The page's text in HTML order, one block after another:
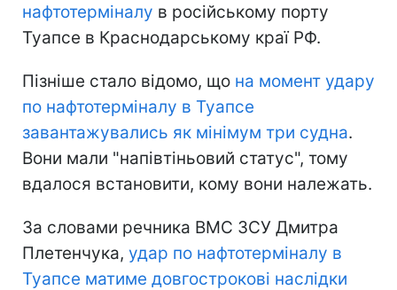
нафтотерміналу в російському порту
Туапсе в Краснодарському краї РФ.
Пізніше стало відомо, що на момент удару
по нафтотерміналу в Туапсе
завантажувались як мінімум три судна.
Вони мали "напівтіньовий статус", тому
вдалося встановити, кому вони належать.
За словами речника ВМС ЗСУ Дмитра
Плетенчука, удар по нафтотерміналу в
Туапсе матиме довгострокові наслідки